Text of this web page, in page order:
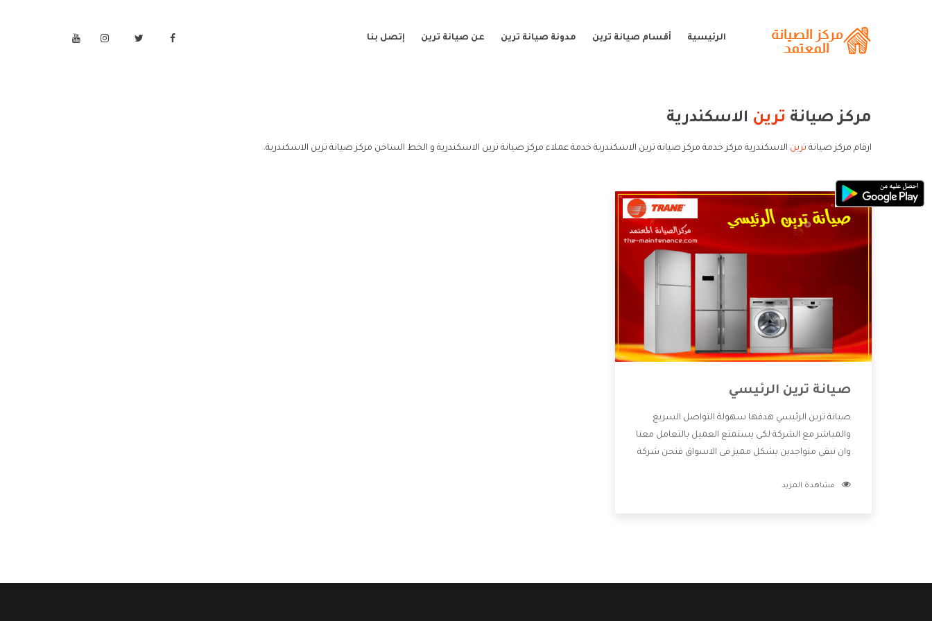
الرئيسية أقسام صيانة ترين مدونة صيانة ترين عن صيانة ترين إتصل بنا
مركز صيانة ترين الاسكندرية
ارقام مركز صيانة ترين الاسكندرية مركز خدمة مركز صيانة ترين الاسكندرية خدمة عملاء مركز صيانة ترين الاسكندرية و الخط الساخن مركز صيانة ترين الاسكندرية.
صيانة ترين الرئيسي
صيانة ترين الرئيسي هدفها سهولة التواصل السريع
والمباشر مع الشركة لكى يستمتع العميل بالتعامل معنا
وان نبقى متواجدين بشكل مميز فى الاسواق فنحن شركة
بالخدمات التى تنفرد الشركة بها والتى تكون منها خدمة
مشاهدة المزيد